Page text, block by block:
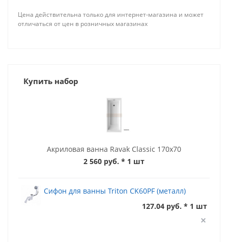
Цена действительна только для интернет-магазина и может
отличаться от цен в розничных магазинах
Купить набор
Акриловая ванна Ravak Classic 170x70
2 560 руб. * 1 шт
Сифон для ванны Triton CK60PF (металл)
127.04 руб. * 1 шт